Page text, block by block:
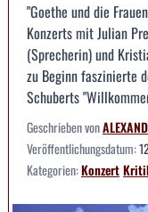
"Goethe und die
Konzerts mit Julian
(Sprecherin) und
zu Beginn faszinierte
Schuberts
Geschrieben von
Veröffentlichungsdatum:
Kategorien:Konzert